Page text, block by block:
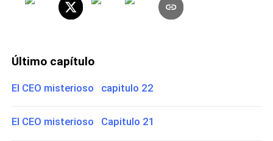
Último capítulo
El CEO misterioso capitulo 22
El CEO misterioso Capitulo 21